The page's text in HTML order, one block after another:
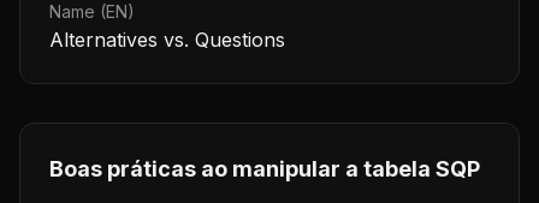
Name (EN)
Alternatives vs. Questions
Boas práticas ao manipular a tabela SQP